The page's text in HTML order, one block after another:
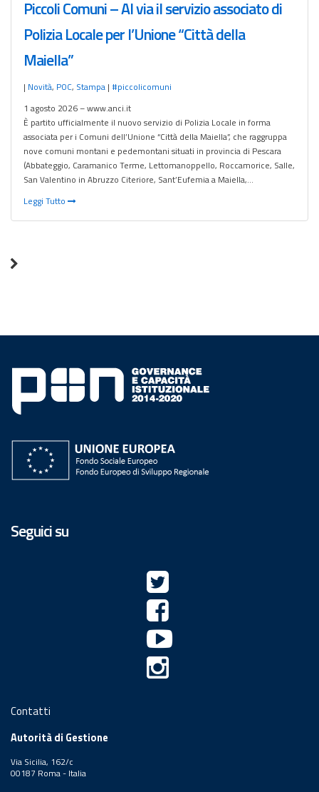
Piccoli Comuni – Al via il servizio associato di
Polizia Locale per l’Unione “Città della
Maiella”
| Novità, POC, Stampa | #piccolicomuni
1 agosto 2026 – www.anci.it
È partito ufficialmente il nuovo servizio di Polizia Locale in forma
associata per i Comuni dell’Unione “Città della Maiella”, che raggruppa
nove comuni montani e pedemontani situati in provincia di Pescara
(Abbateggio, Caramanico Terme, Lettomanoppello, Roccamorice, Salle,
San Valentino in Abruzzo Citeriore, Sant’Eufemia a Maiella,…
Leggi Tutto
Seguici su
Contatti
Autorità di Gestione
Via Sicilia, 162/c
00187 Roma - Italia